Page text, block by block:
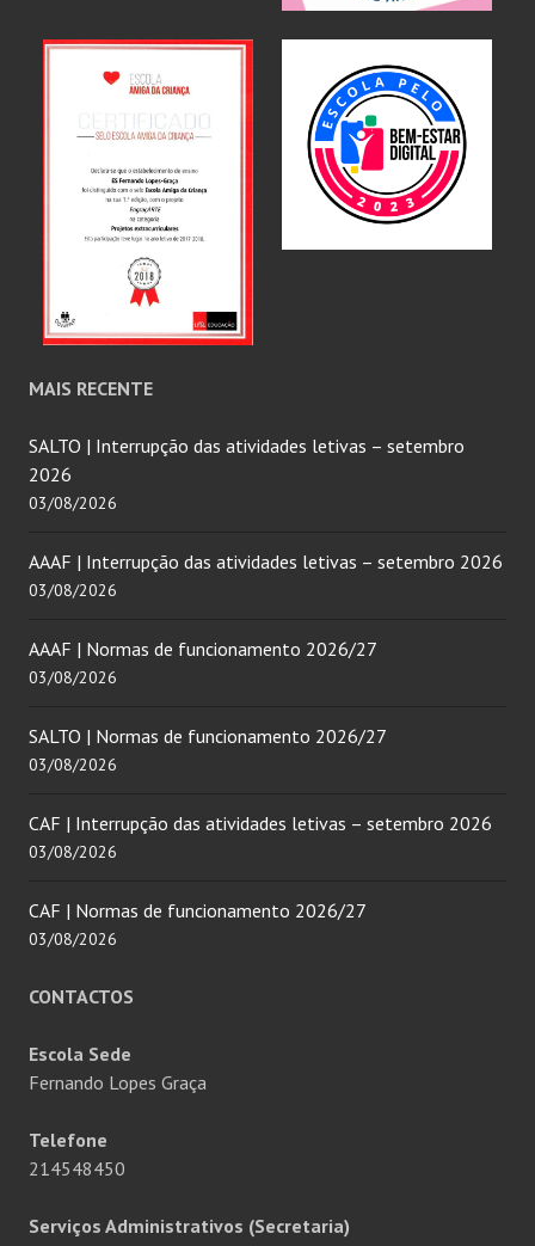
MAIS RECENTE
SALTO | Interrupção das atividades letivas – setembro
2026
03/08/2026
AAAF | Interrupção das atividades letivas – setembro 2026
03/08/2026
AAAF | Normas de funcionamento 2026/27
03/08/2026
SALTO | Normas de funcionamento 2026/27
03/08/2026
CAF | Interrupção das atividades letivas – setembro 2026
03/08/2026
CAF | Normas de funcionamento 2026/27
03/08/2026
CONTACTOS
Escola Sede
Fernando Lopes Graça
Telefone
214548450
Serviços Administrativos (Secretaria)